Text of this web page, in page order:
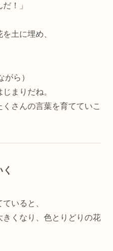
！」
土に埋め、
がら）
まりだね。
さんの言葉を育てていこ
いると、
くなり、色とりどりの花